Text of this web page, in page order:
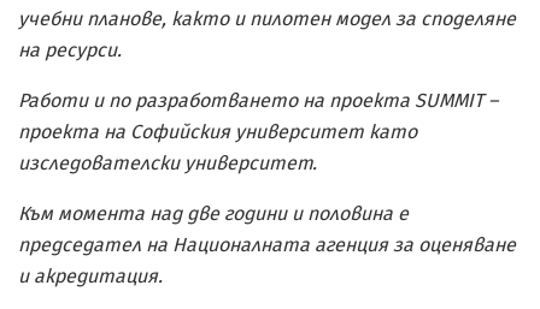
учебни планове, както и пилотен модел за споделяне
на ресурси.
Работи и по разработването на проекта SUMMIT –
проекта на Софийския университет като
изследователски университет.
Към момента над две години и половина е
председател на Националната агенция за оценяване
и акредитация.